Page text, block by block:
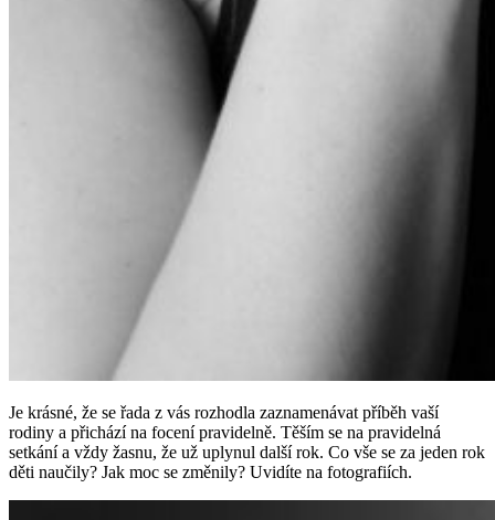
Je krásné, že se řada z vás rozhodla zaznamenávat příběh vaší
rodiny a přichází na focení pravidelně. Těším se na pravidelná
setkání a vždy žasnu, že už uplynul další rok. Co vše se za jeden rok
děti naučily? Jak moc se změnily? Uvidíte na fotografiích.